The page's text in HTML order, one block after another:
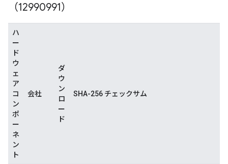
（12990991）
ハ
ー
ド
ウ
ェ
ア
コ
ン
ポ
ー
ネ
ン
ト
会社
ダ
ウ
ン
ロ
ー
ド
SHA-256 チェックサム